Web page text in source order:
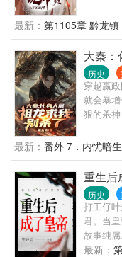
父上门
而活的
真烂漫
然赴死
为了不
劳苦只
血有肉
我同赏
的商业
乾，附
因为陆
家。 孰
弈围绕
就王道
最新： 第1105章 黔龙镇
大秦：
历史
穿越嬴
就会暴
狠的杀
在去打仗
地有多大
两眼泪汪
用？”
最新： 番外 7．内忧暗生
重生后
历史
打工仔
君。当
故事纯属
最新：